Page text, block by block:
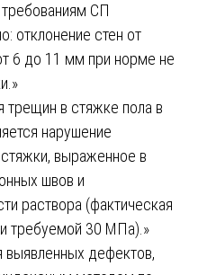
требованиям СП
отклонение стен от
6 до 11 мм при норме не
трещин в стяжке пола в
нарушение
стяжки, выраженное в
швов и
раствора (фактическая
требуемой 30 МПа).»
выявленных дефектов,